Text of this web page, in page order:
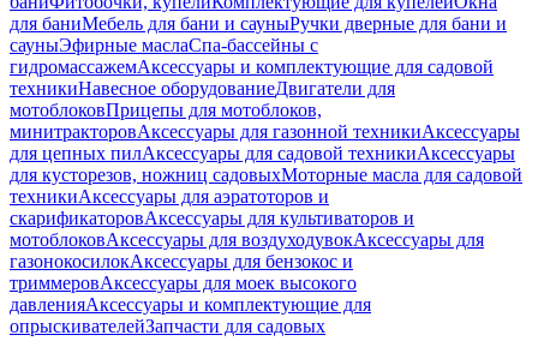
для баниМебель для бани и сауныРучки дверные для бани и
сауныЭфирные маслаСпа-бассейны с
гидромассажемАксессуары и комплектующие для садовой
техникиНавесное оборудованиеДвигатели для
мотоблоковПрицепы для мотоблоков,
минитракторовАксессуары для газонной техникиАксессуары
для цепных пилАксессуары для садовой техникиАксессуары
для кусторезов, ножниц садовыхМоторные масла для садовой
техникиАксессуары для аэратоторов и
скарификаторовАксессуары для культиваторов и
мотоблоковАксессуары для воздуходувокАксессуары для
газонокосилокАксессуары для бензокос и
триммеровАксессуары для моек высокого
давленияАксессуары и комплектующие для
опрыскивателейЗапчасти для садовых